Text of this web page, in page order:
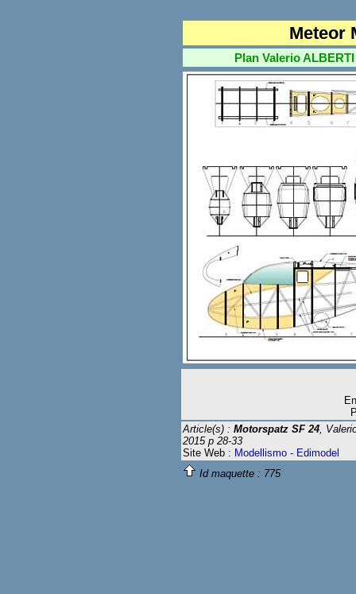
Meteor
Plan Valerio ALBERTI
Article(s) : Motorspatz SF 24,
2015 p 28-33
Site Web : Modellismo - Edimodel
Id maquette : 775